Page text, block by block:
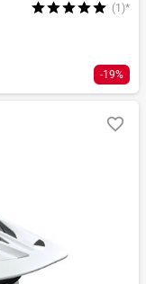
(1)*
-19%